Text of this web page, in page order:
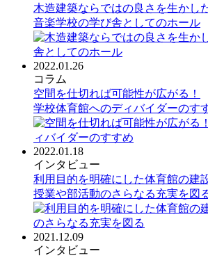
木造建築ならではの良さを生かし
音楽学校の学び舎としてのホール
2022.01.26
コラム
空間を仕切れば可能性が広がる！
学校体育館へのディバイダーのす
2022.01.18
インタビュー
利用目的を明確にした体育館の建
授業や部活動のさらなる充実を図
2021.12.09
インタビュー